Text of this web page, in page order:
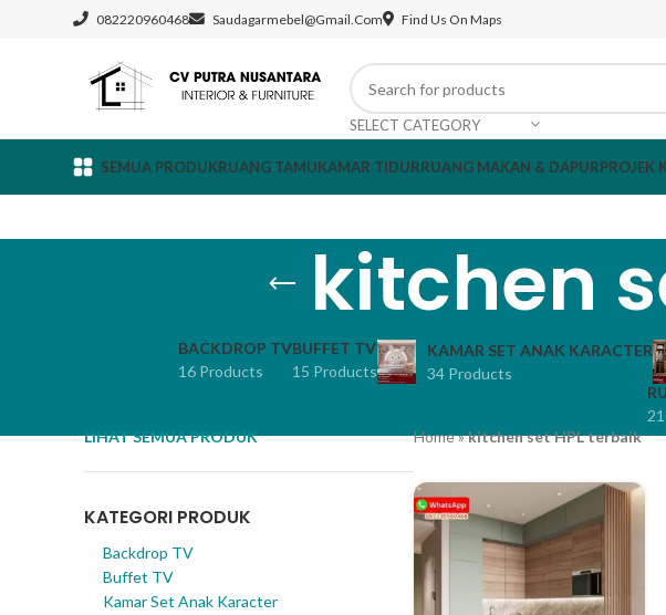
082220960468 Saudagarmebel@gmail.com Find Us On Maps
SELECT CATEGORY
SEMUA PRODUKRUANG TAMUKAMAR TIDURRUANG MAKAN & DAPURPROJEK
kitchen
BACKDROP TV
16 Products
BUFFET TV
15 Products
KAMAR SET ANAK KARACTER
34 Products
LIHAT SEMUA PRODUK
KATEGORI PRODUK
Backdrop TV
Buffet TV
Kamar Set Anak Karacter
Home»kitchen set HPL terbaik